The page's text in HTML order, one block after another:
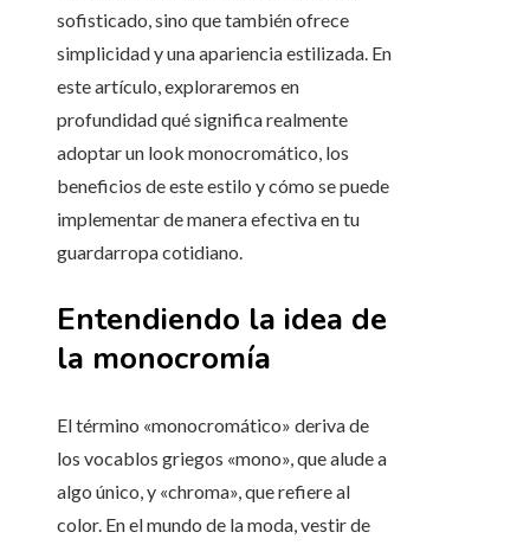
sofisticado, sino que también ofrece
simplicidad y una apariencia estilizada. En
este artículo, exploraremos en
profundidad qué significa realmente
adoptar un look monocromático, los
beneficios de este estilo y cómo se puede
implementar de manera efectiva en tu
guardarropa cotidiano.
Entendiendo la idea de
la monocromía
El término «monocromático» deriva de
los vocablos griegos «mono», que alude a
algo único, y «chroma», que refiere al
color. En el mundo de la moda, vestir de